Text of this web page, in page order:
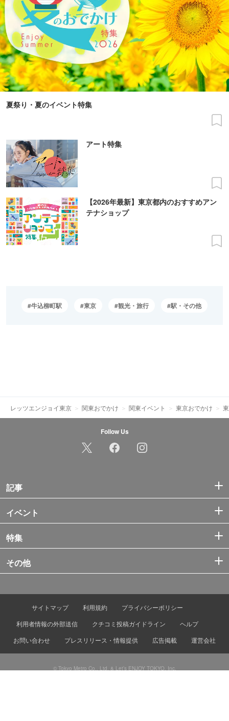
夏祭り・夏のイベント特集
アート特集
【2026年最新】東京都内のおすすめアン
テナショップ
牛込柳町駅 東京 観光・旅行 駅・その他
レッツエンジョイ東京 関東おでかけ 関東イベント 東京おでかけ
Follow Us
記事
イベント
特集
その他
サイトマップ 利用規約
プライバシーポリシー
利用者情報の外部送信
クチコミ投稿ガイドライン
ヘルプ
お問い合わせ
プレスリリース・情報提供 広告掲載 運営会社
© Tokyo Metro Co., Ltd. & Let’s ENJOY TOKYO, Inc.